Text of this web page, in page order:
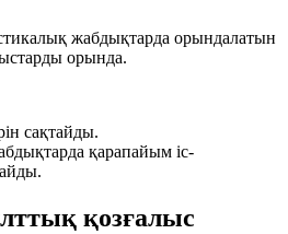
жабдықтарда орындалатын
орында.
сақтайды.
қарапайым іс-
қозғалыс